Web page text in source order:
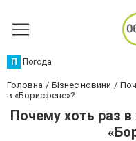
П Погода
Головна Бізнес новини
в «Борисфене»?
Почему хоть раз